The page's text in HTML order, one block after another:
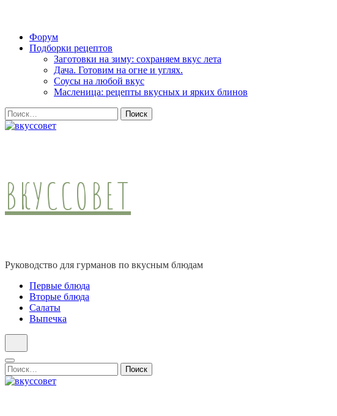
Skip
Форум
Подборки рецептов
Заготовки на зиму: сохраняем вкус лета
Дача. Готовим на огне и углях.
Соусы на любой вкус
Масленица: рецепты вкусных и ярких блинов
Найти:
ВКУССОВЕТ
Руководство для гурманов по вкусным блюдам
Первые блюда
Вторые блюда
Салаты
Выпечка
Найти: